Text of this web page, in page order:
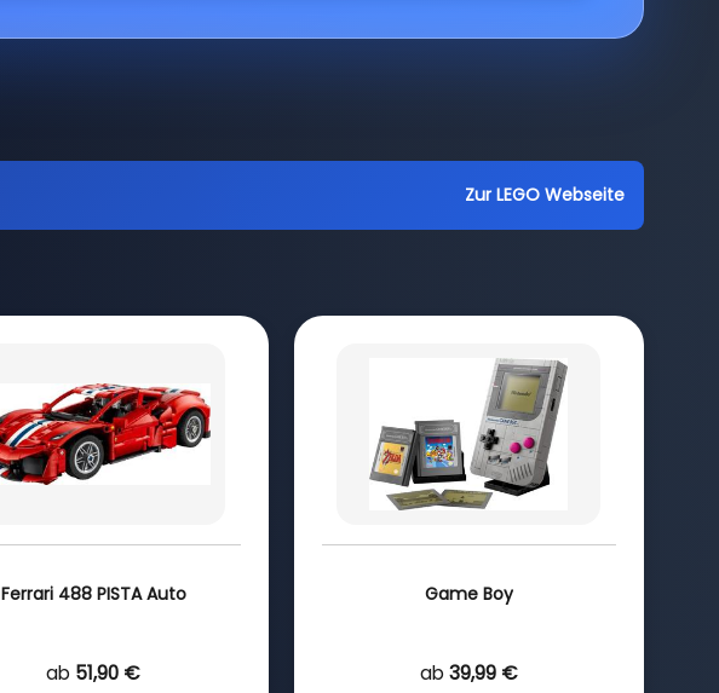
Zur LEGO Webseite
Ferrari 488 PISTA Auto
ab 51,90 €
Game Boy
ab 39,99 €